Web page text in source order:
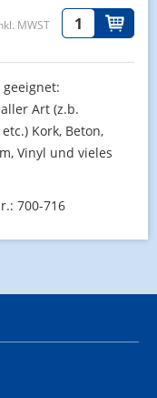
MWST
Art (z.b.
Kork, Beton,
Vinyl und vieles
700-716